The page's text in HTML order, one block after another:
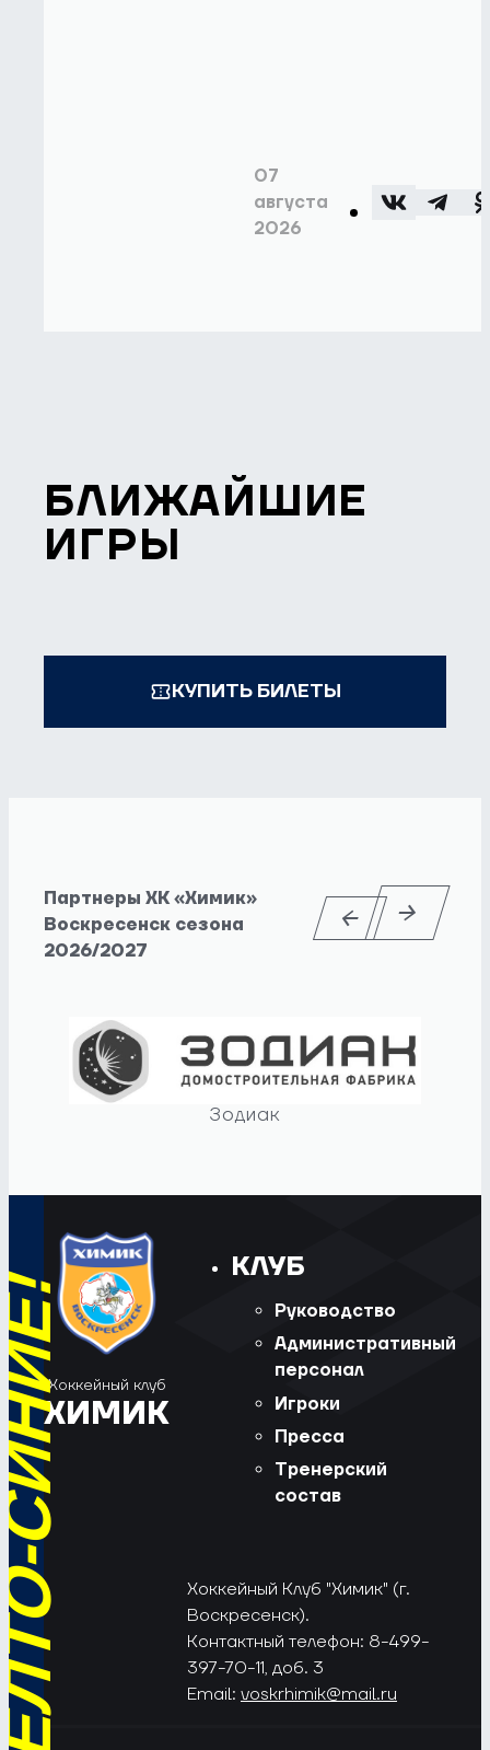
07
августа
2026
БЛИЖАЙШИЕ
ИГРЫ
КУПИТЬ БИЛЕТЫ
Партнеры ХК «Химик»
Воскресенск сезона
2026/2027
Зодиак
Хоккейный клуб
ХИМИК
КЛУБ
Руководство
Административный
персонал
Игроки
Пресса
Тренерский
состав
Хоккейный Клуб "Химик" (г.
Воскресенск).
Контактный телефон: 8-499-
397-70-11, доб. 3
Email: voskrhimik@mail.ru